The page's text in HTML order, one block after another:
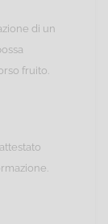
di un
fruito.